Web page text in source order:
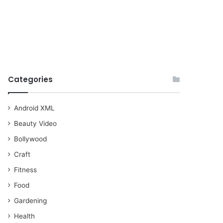
Categories
Android XML
Beauty Video
Bollywood
Craft
Fitness
Food
Gardening
Health